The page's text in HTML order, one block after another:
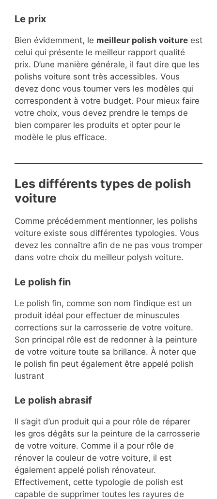
Le prix
Bien évidemment, le meilleur polish voiture est
celui qui présente le meilleur rapport qualité
prix. D’une manière générale, il faut dire que les
polishs voiture sont très accessibles. Vous
devez donc vous tourner vers les modèles qui
correspondent à votre budget. Pour mieux faire
votre choix, vous devez prendre le temps de
bien comparer les produits et opter pour le
modèle le plus efficace.
Les différents types de polish
voiture
Comme précédemment mentionner, les polishs
voiture existe sous différentes typologies. Vous
devez les connaître afin de ne pas vous tromper
dans votre choix du meilleur polysh voiture.
Le polish fin
Le polish fin, comme son nom l’indique est un
produit idéal pour effectuer de minuscules
corrections sur la carrosserie de votre voiture.
Son principal rôle est de redonner à la peinture
de votre voiture toute sa brillance. À noter que
le polish fin peut également être appelé polish
lustrant
Le polish abrasif
Il s’agit d’un produit qui a pour rôle de réparer
les gros dégâts sur la peinture de la carrosserie
de votre voiture. Comme il a pour rôle de
rénover la couleur de votre voiture, il est
également appelé polish rénovateur.
Effectivement, cette typologie de polish est
capable de supprimer toutes les rayures de